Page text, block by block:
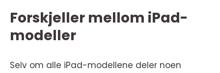
Forskjeller mellom iPad-
modeller
Selv om alle iPad-modellene deler noen